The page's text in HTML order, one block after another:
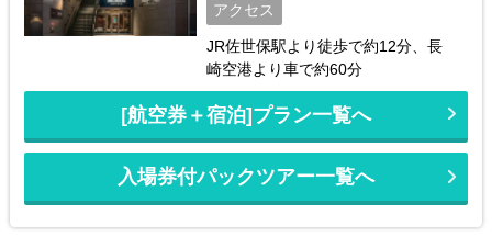
アクセス
JR佐世保駅より徒歩で約12分、長
崎空港より車で約60分
[航空券＋宿泊]プラン一覧へ
入場券付パックツアー一覧へ